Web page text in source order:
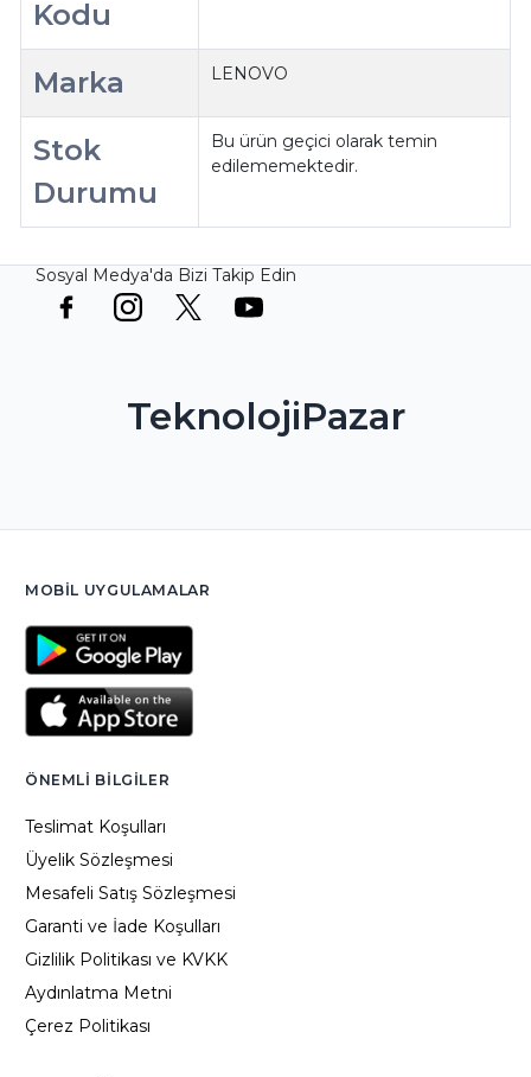
Kodu
Marka LENOVO
Stok
Durumu
Bu ürün geçici olarak temin
edilememektedir.
Sosyal Medya'da Bizi Takip Edin
TeknolojiPazar
MOBIL UYGULAMALAR
ÖNEMLI BILGILER
Teslimat Koşulları
Üyelik Sözleşmesi
Mesafeli Satış Sözleşmesi
Garanti ve İade Koşulları
Gizlilik Politikası ve KVKK
Aydınlatma Metni
Çerez Politikası